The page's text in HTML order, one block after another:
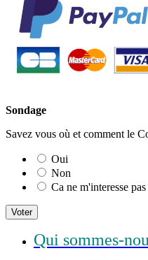
Sondage
Savez vous où et comment le
Oui
Non
Ca ne m'interesse pas
Voter
Qui sommes-